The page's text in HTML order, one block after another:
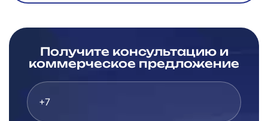
Получите консультацию и
коммерческое предложение